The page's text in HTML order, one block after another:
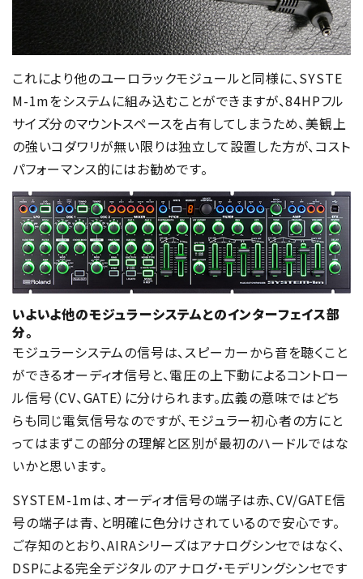
これにより他のユーロラックモジュールと同様に、SYSTE
M-1mをシステムに組み込むことができますが、84HPフル
サイズ分のマウントスペースを占有してしまうため、美観上
の強いコダワリが無い限りは独立して設置した方が、コスト
パフォーマンス的にはお勧めです。
いよいよ他のモジュラーシステムとのインターフェイス部
分。
モジュラーシステムの信号は、スピーカーから音を聴くこと
ができるオーディオ信号と、電圧の上下動によるコントロー
ル信号（CV、GATE）に分けられます。広義の意味ではどち
らも同じ電気信号なのですが、モジュラー初心者の方にと
ってはまずこの部分の理解と区別が最初のハードルではな
いかと思います。
SYSTEM-1mは、オーディオ信号の端子は赤、CV/GATE信
号の端子は青、と明確に色分けされているので安心です。
ご存知のとおり、AIRAシリーズはアナログシンセではなく、
DSPによる完全デジタルのアナログ・モデリングシンセです